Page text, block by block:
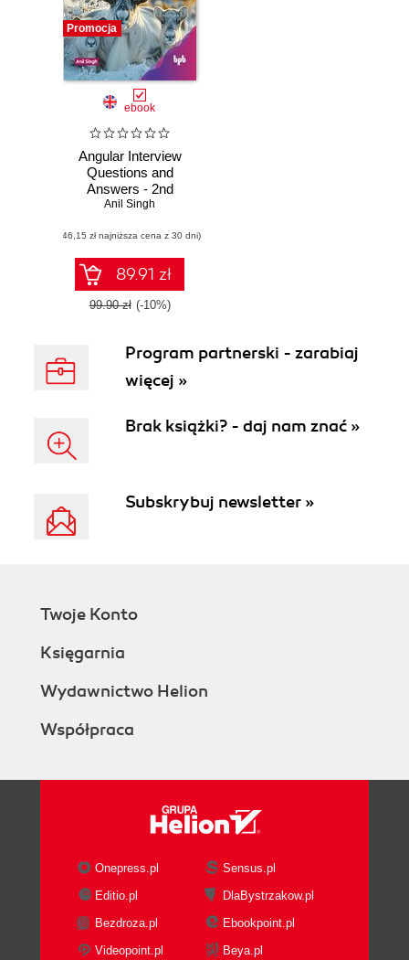
Promocja
ebook
Angular Interview
Questions and
Answers - 2nd
Edition
Anil Singh
(46,15 zł najniższa cena z 30 dni)
89.91 zł
99.90 zł (-10%)
Program partnerski - zarabiaj
więcej »
Brak książki? - daj nam znać »
Subskrybuj newsletter »
Twoje Konto
Księgarnia
Wydawnictwo Helion
Współpraca
Onepress.pl
Sensus.pl
Editio.pl
DlaBystrzakow.pl
Bezdroza.pl
Ebookpoint.pl
Videopoint.pl
Beya.pl